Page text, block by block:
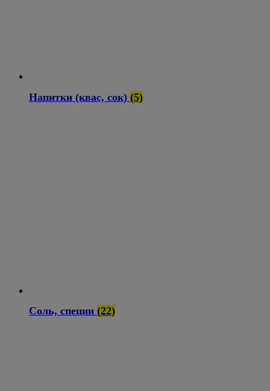
Напитки (квас, сок) (5)
Соль, специи (22)